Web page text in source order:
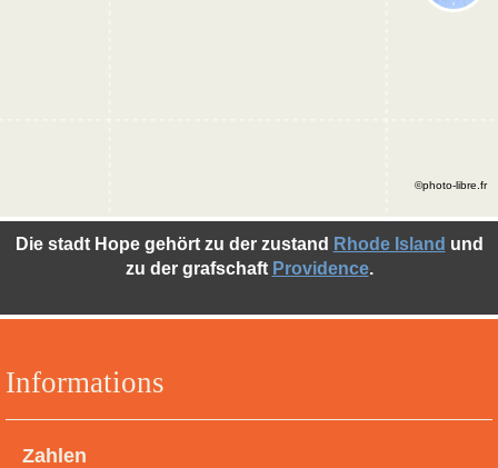
Informations
Zahlen
Die stadt Hope gehört zu der zustand Rhode Island und
zu der grafschaft Providence.
©photo-libre.fr